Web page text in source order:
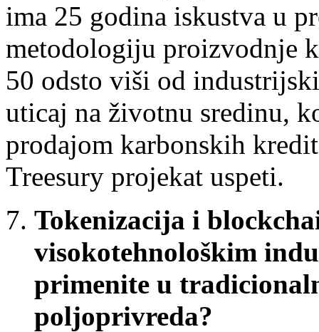
ima 25 godina iskustva u
metodologiju proizvodnje
50 odsto viši od
uticaj na životnu sredinu,
prodajom karbonskih
Treesury projekat uspeti.
Tokenizacija i
visokotehnološkim
primenite u
poljoprivreda?